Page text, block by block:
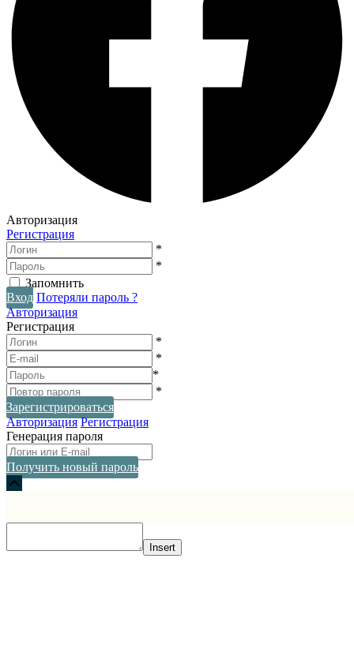
Авторизация
Регистрация
*
*
Запомнить
Вход Потеряли пароль ?
Авторизация
Регистрация
*
*
*
*
Зарегистрироваться
Авторизация Регистрация
Генерация пароля
Получить новый пароль
Прокрутка
Insert